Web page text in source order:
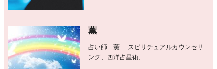
薫
占い師 薫 スピリチュアルカウンセリ
ング、西洋占星術、 ...